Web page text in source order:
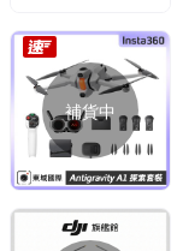
補貨中